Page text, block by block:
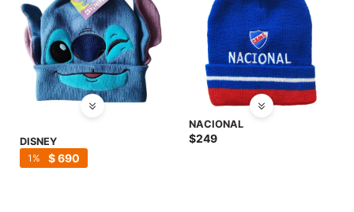
DISNEY
$690
1
NACIONAL
$249